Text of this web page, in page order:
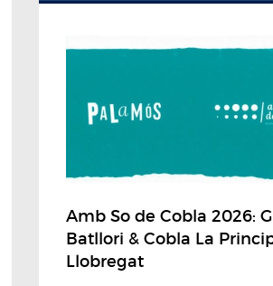
Amb So de Cobla 2026:
Batllori & Cobla La
Llobregat